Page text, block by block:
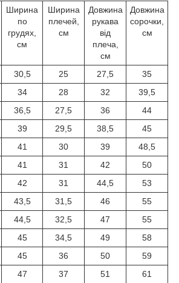
Ширина
по
грудях,
см
Ширина
плечей,
см
Довжина
рукава
від
плеча,
см
Довжина
сорочки,
см
30,5 25 27,5
35
34 28 32
39,5
36,5 27,5 36
44
39 29,5 38,5
45
41 30 39
48,5
41 31 42
50
42 31 44,5
53
43,5 31,5 46
55
44,5 32,5 47
55
45 34,5 49
58
45 36 50
59
47 37 51 61